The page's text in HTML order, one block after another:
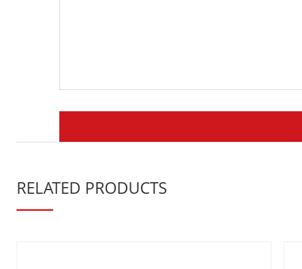
RELATED PRODUCTS